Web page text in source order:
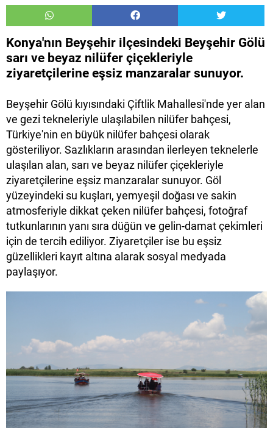
Konya'nın Beyşehir ilçesindeki Beyşehir Gölü
sarı ve beyaz nilüfer çiçekleriyle
ziyaretçilerine eşsiz manzaralar sunuyor.
Beyşehir Gölü kıyısındaki Çiftlik Mahallesi'nde yer alan
ve gezi tekneleriyle ulaşılabilen nilüfer bahçesi,
Türkiye'nin en büyük nilüfer bahçesi olarak
gösteriliyor. Sazlıkların arasından ilerleyen teknelerle
ulaşılan alan, sarı ve beyaz nilüfer çiçekleriyle
ziyaretçilerine eşsiz manzaralar sunuyor. Göl
yüzeyindeki su kuşları, yemyeşil doğası ve sakin
atmosferiyle dikkat çeken nilüfer bahçesi, fotoğraf
tutkunlarının yanı sıra düğün ve gelin-damat çekimleri
için de tercih ediliyor. Ziyaretçiler ise bu eşsiz
güzellikleri kayıt altına alarak sosyal medyada
paylaşıyor.